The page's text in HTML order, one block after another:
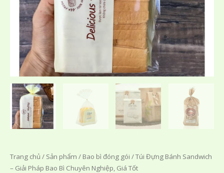
Trang chủ / Sản phẩm / Bao bì đóng gói / Túi Đựng Bánh Sandwich
– Giải Pháp Bao Bì Chuyên Nghiệp, Giá Tốt